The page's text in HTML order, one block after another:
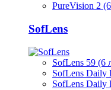
PureVision 2
SofLens
SofLens 59 (6
SofLens Daily
SofLens Daily